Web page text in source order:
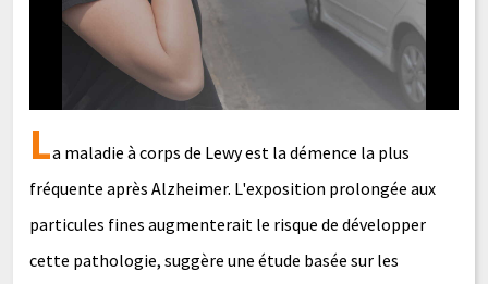
La maladie à corps de Lewy est la démence la plus
fréquente après Alzheimer. L'exposition prolongée aux
particules fines augmenterait le risque de développer
cette pathologie, suggère une étude basée sur les